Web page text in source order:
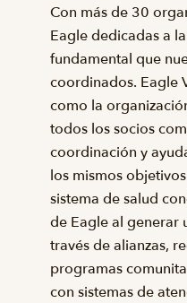
Con más de 30
Eagle dedicadas a
fundamental que
coordinados. Eagle
como la
todos los socios
coordinación y
los mismos
sistema de salud
de Eagle al generar
través de alianzas,
programas
con sistemas de